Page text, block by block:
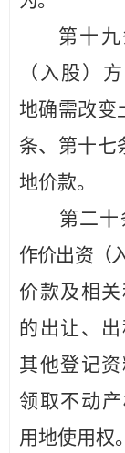
第十九
（入股）
地确需改变
条、 第十七
地价款。
第二十
作价出资（
价款及相
的出让、
其他登记
领取不动
用地使用权。